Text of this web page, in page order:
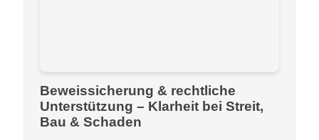
Beweissicherung & rechtliche
Unterstützung – Klarheit bei Streit,
Bau & Schaden